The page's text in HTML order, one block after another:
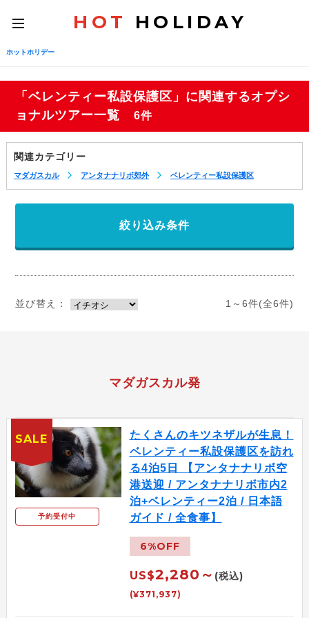
toggle
navigation
HOT HOLIDAY
ホットホリデー
「ベレンティー私設保護区」に関連するオプシ
ョナルツアー一覧
6件
関連カテゴリー
マダガスカル アンタナナリボ郊外 ベレンティー私設保護区
絞り込み条件
並び替え： 1～6件(全6件)
マダガスカル発
予約受付中
たくさんのキツネザルが生息！
ベレンティー私設保護区を訪れ
る4泊5日 【アンタナナリボ空
港送迎 / アンタナナリボ市内2
泊+ベレンティー2泊 / 日本語
ガイド / 全食事】
6%OFF
US$2,280～ (税込)
(¥371,937)
SALE